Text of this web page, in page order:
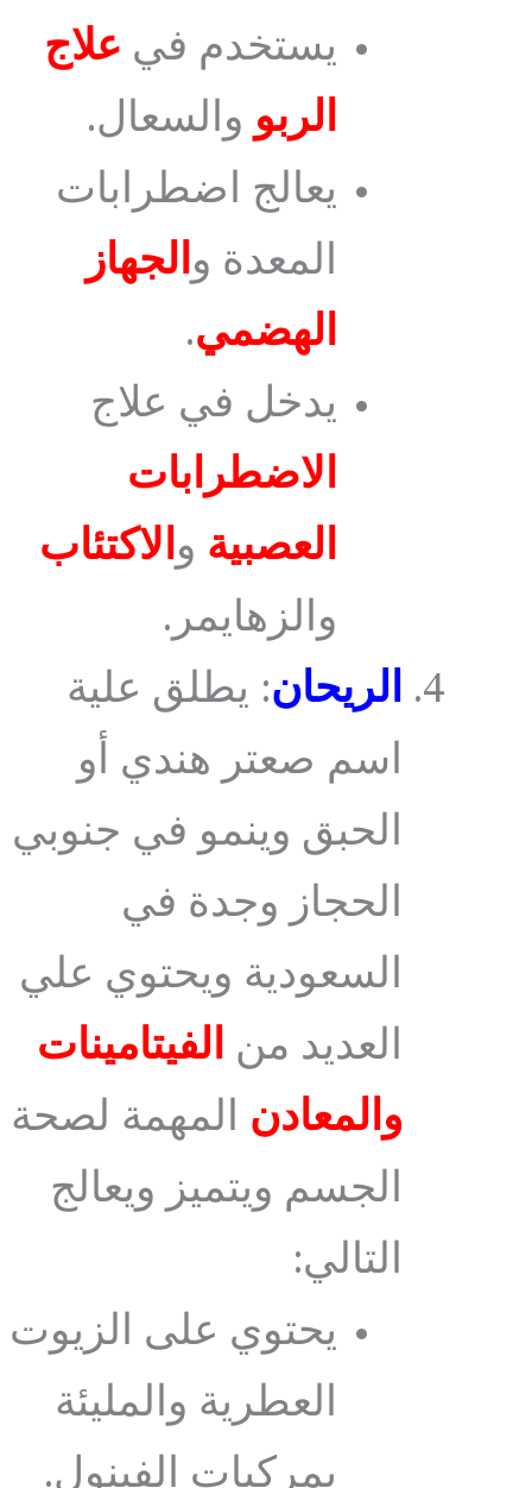
يستخدم في علاج
الربو والسعال.
يعالج اضطرابات
المعدة والجهاز
الهضمي.
يدخل في علاج
الاضطرابات
العصبية والاكتئاب
والزهايمر.
الريحان: يطلق علية
اسم صعتر هندي أو
الحبق وينمو في جنوبي
الحجاز وجدة في
السعودية ويحتوي علي
العديد من الفيتامينات
والمعادن المهمة لصحة
الجسم ويتميز ويعالج
التالي:
يحتوي على الزيوت
العطرية والمليئة
بمركبات الفينول.